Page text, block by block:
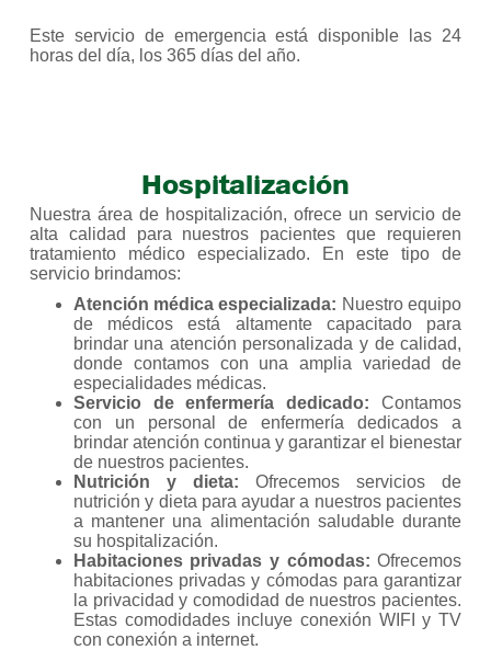
Este servicio de emergencia está disponible las 24
horas del día, los 365 días del año.
Hospitalización
Nuestra área de hospitalización, ofrece un servicio de
alta calidad para nuestros pacientes que requieren
tratamiento médico especializado. En este tipo de
servicio brindamos:
Atención médica especializada: Nuestro equipo
de médicos está altamente capacitado para
brindar una atención personalizada y de calidad,
donde contamos con una amplia variedad de
especialidades médicas.
Servicio de enfermería dedicado: Contamos
con un personal de enfermería dedicados a
brindar atención continua y garantizar el bienestar
de nuestros pacientes.
Nutrición y dieta: Ofrecemos servicios de
nutrición y dieta para ayudar a nuestros pacientes
a mantener una alimentación saludable durante
su hospitalización.
Habitaciones privadas y cómodas: Ofrecemos
habitaciones privadas y cómodas para garantizar
la privacidad y comodidad de nuestros pacientes.
Estas comodidades incluye conexión WIFI y TV
con conexión a internet.